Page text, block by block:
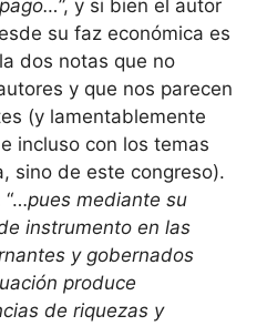
”, y si bien el autor
su faz económica es
dos notas que no
y que nos parecen
(y lamentablemente
incluso con los temas
sino de este congreso).
“…pues mediante su
instrumento en las
y gobernados
produce
de riquezas y